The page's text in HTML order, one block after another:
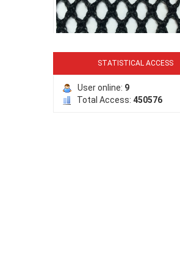
STATISTICAL ACCESS
User online: 9
Total Access: 450576